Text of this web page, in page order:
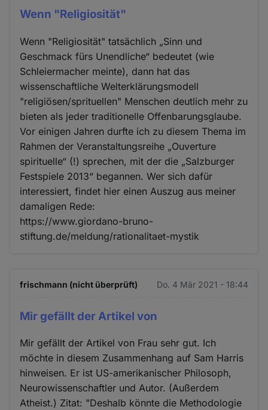
Wenn "Religiosität"
Wenn "Religiosität" tatsächlich „Sinn und
Geschmack fürs Unendliche“ bedeutet (wie
Schleiermacher meinte), dann hat das
wissenschaftliche Welterklärungsmodell
"religiösen/sprituellen" Menschen deutlich mehr zu
bieten als jeder traditionelle Offenbarungsglaube.
Vor einigen Jahren durfte ich zu diesem Thema im
Rahmen der Veranstaltungsreihe „Ouverture
spirituelle“ (!) sprechen, mit der die „Salzburger
Festspiele 2013“ begannen. Wer sich dafür
interessiert, findet hier einen Auszug aus meiner
damaligen Rede:
https://www.giordano-bruno-
stiftung.de/meldung/rationalitaet-mystik
frischmann (nicht überprüft) Do. 4 Mär 2021 - 18:44
Mir gefällt der Artikel von
Mir gefällt der Artikel von Frau sehr gut. Ich
möchte in diesem Zusammenhang auf Sam Harris
hinweisen. Er ist US-amerikanischer Philosoph,
Neurowissenschaftler und Autor. (Außerdem
Atheist.) Zitat: "Deshalb könnte die Methodologie